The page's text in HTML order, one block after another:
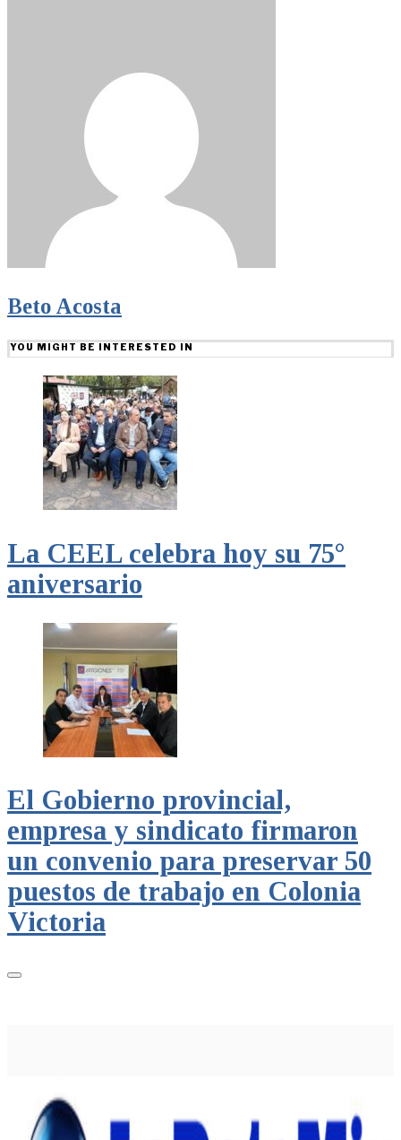
Beto Acosta
YOU MIGHT BE INTERESTED IN
La CEEL celebra hoy su 75°
aniversario
El Gobierno provincial,
empresa y sindicato firmaron
un convenio para preservar 50
puestos de trabajo en Colonia
Victoria